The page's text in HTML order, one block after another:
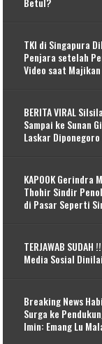
TKI di Singapura
Penjara setelah
Video saat
BERITA VIRAL
Sampai ke Sunan
Laskar Diponegoro
KAPOOK Gerindra
Thohir Sindir
di Pasar Seperti
TERJAWAB
Media Sosial
Breaking News
Surga ke
Imin: Emang Lu